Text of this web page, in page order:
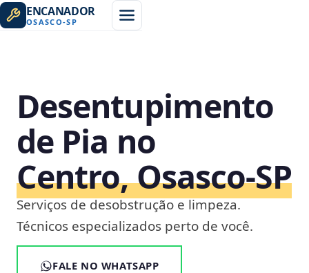
ENCANADOR
OSASCO-SP
Desentupimento
de Pia no
Centro, Osasco‑SP
Serviços de desobstrução e limpeza.
Técnicos especializados perto de você.
FALE NO WHATSAPP